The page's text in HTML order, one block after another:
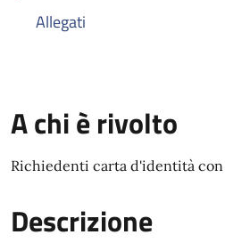
Allegati
A chi è rivolto
Richiedenti carta d'identità
Descrizione